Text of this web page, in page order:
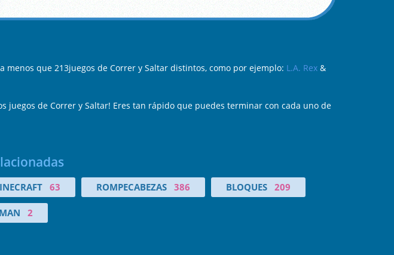
menos que 213juegos de Correr y Saltar distintos, como por ejemplo: L.A. Rex &
juegos de Correr y Saltar! Eres tan rápido que puedes terminar con cada uno de
63 ROMPECABEZAS 386 BLOQUES 209
2